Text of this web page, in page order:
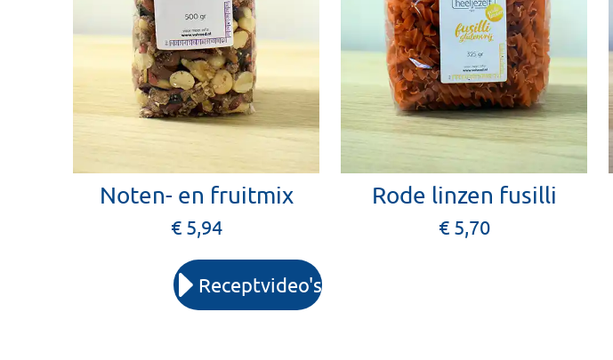
Noten- en fruitmix
€ 5,94
Rode linzen fusilli
€ 5,70
Receptvideo's